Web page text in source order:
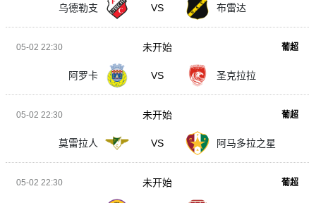
乌德勒支 VS 布雷达
05-02 22:30 葡超
阿罗卡 VS 圣克拉拉
未开始
05-02 22:30 葡超
莫雷拉人 VS 阿马多拉之星
未开始
05-02 22:30 葡超
未开始